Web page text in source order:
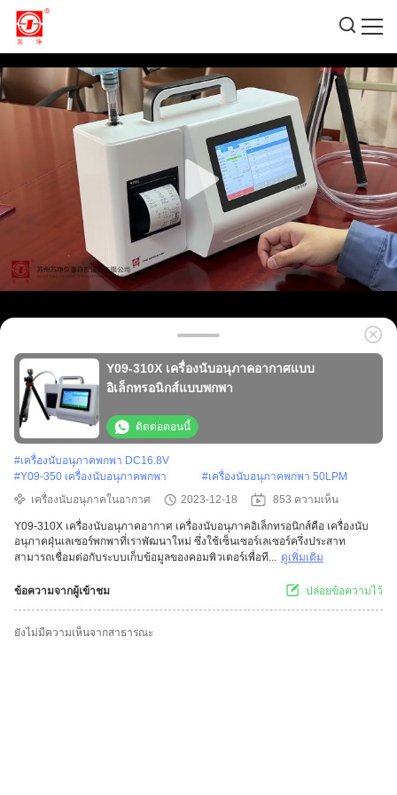
Y09-310X เครื่องนับอนุภาคอากาศแบบ
อิเล็กทรอนิกส์แบบพกพา
ติดต่อตอนนี้
#เครื่องนับอนุภาคพกพา DC16.8V
#Y09-350 เครื่องนับอนุภาคพกพา #เครื่องนับอนุภาคพกพา 50LPM
เครื่องนับอนุภาคในอากาศ
2023-12-18 853 ความเห็น
Y09-310X เครื่องนับอนุภาคอากาศ เครื่องนับอนุภาคอิเล็กทรอนิกส์คือ เครื่องนับ
อนุภาคฝุ่นเลเซอร์พกพาที่เราพัฒนาใหม่ ซึ่งใช้เซ็นเซอร์เลเซอร์ครึ่งประสาท
สามารถเชื่อมต่อกับระบบเก็บข้อมูลของคอมพิวเตอร์เพื่อที... ดูเพิ่มเติม
ข้อความจากผู้เข้าชม ปล่อยข้อความไว้
ยังไม่มีความเห็นจากสาธารณะ